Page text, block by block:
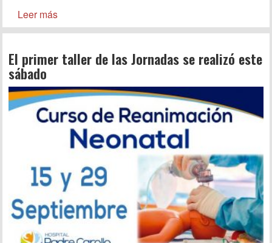
Leer más
El primer taller de las Jornadas se realizó este
sábado